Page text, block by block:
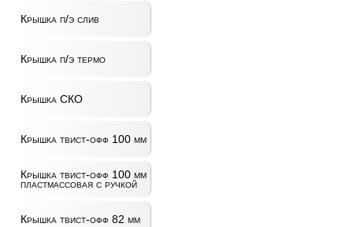
Крышка п/э слив
Крышка п/э термо
Крышка СКО
Крышка твист-офф 100 мм
Крышка твист-офф 100 мм
пластмассовая с ручкой
Крышка твист-офф 82 мм